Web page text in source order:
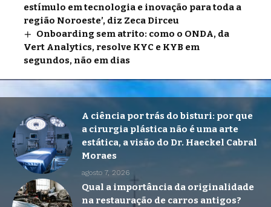
estímulo em tecnologia e inovação para toda a
região Noroeste’, diz Zeca Dirceu
Onboarding sem atrito: como o ONDA, da
Vert Analytics, resolve KYC e KYB em
segundos, não em dias
A ciência por trás do bisturi: por que
a cirurgia plástica não é uma arte
estática, a visão do Dr. Haeckel Cabral
Moraes
agosto 7, 2026
Qual a importância da originalidade
na restauração de carros antigos?